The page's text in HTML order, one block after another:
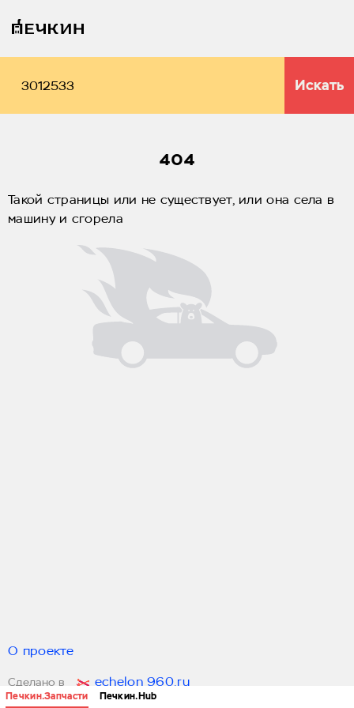
Печкин.Запчасти Печкин.Hub
Искать
404
Такой страницы или не существует, или она села в
машину и сгорела
О проекте
Сделано в echelon 960.ru